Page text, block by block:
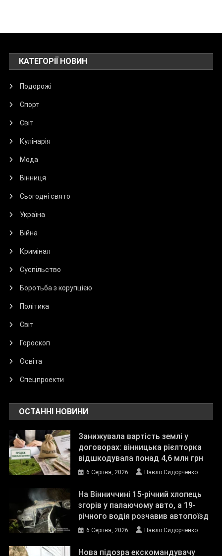
КАТЕГОРІЇ НОВИН
Подорожі
Спорт
Світ
Кулінарія
Мода
Вінниця
Сьогодні свято
Україна
Війна
Кримінал
Суспільство
Боротьба з корупцією
Політика
Світ
Гороскоп
Освіта
Спецпроекти
ОСТАННІ НОВИНИ
Занижувала вартість землі у
договорах: вінницька рієлторка
відшкодувала понад 4,6 млн грн
6 Серпня, 2026 Павло Сидорченко
На Вінниччині 15-річний хлопець
згорів у палаючому авто, а 19-
річного водія розчавив автопоїзд
6 Серпня, 2026 Павло Сидорченко
Нова підозра екскомандувачу